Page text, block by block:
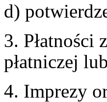
d)
3. Płatności
płatniczej
4. Imprezy